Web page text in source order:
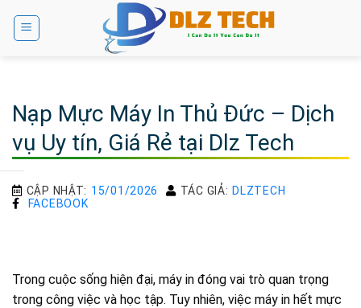
Nạp Mực Máy In Thủ Đức – Dịch
vụ Uy tín, Giá Rẻ tại Dlz Tech
CẬP NHẬT: 15/01/2026 TÁC GIẢ: DLZTECH
FACEBOOK
Trong cuộc sống hiện đại, máy in đóng vai trò quan trọng
trong công việc và học tập. Tuy nhiên, việc máy in hết mực